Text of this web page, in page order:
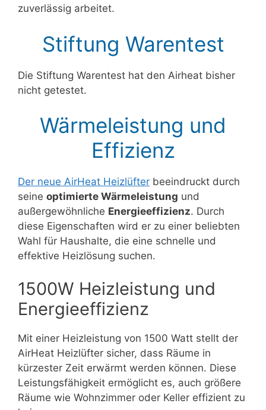
zuverlässig arbeitet.
Stiftung Warentest
Die Stiftung Warentest hat den Airheat bisher
nicht getestet.
Wärmeleistung und
Effizienz
Der neue AirHeat Heizlüfter beeindruckt durch
seine optimierte Wärmeleistung und
außergewöhnliche Energieeffizienz. Durch
diese Eigenschaften wird er zu einer beliebten
Wahl für Haushalte, die eine schnelle und
effektive Heizlösung suchen.
1500W Heizleistung und
Energieeffizienz
Mit einer Heizleistung von 1500 Watt stellt der
AirHeat Heizlüfter sicher, dass Räume in
kürzester Zeit erwärmt werden können. Diese
Leistungsfähigkeit ermöglicht es, auch größere
Räume wie Wohnzimmer oder Keller effizient zu